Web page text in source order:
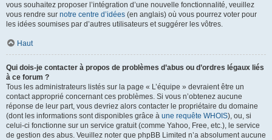
vous souhaitez proposer l’intégration d’une nouvelle fonctionnalité, veuillez
vous rendre sur notre centre d’idées (en anglais) où vous pourrez voter pour
les idées soumises par d’autres utilisateurs et suggérer les vôtres.
Haut
Qui dois-je contacter à propos de problèmes d’abus ou d’ordres légaux liés
à ce forum ?
Tous les administrateurs listés sur la page « L’équipe » devraient être un
contact approprié concernant ces problèmes. Si vous n’obtenez aucune
réponse de leur part, vous devriez alors contacter le propriétaire du domaine
(dont les informations sont disponibles grâce à une requête WHOIS), ou, si
celui-ci fonctionne sur un service gratuit (comme Yahoo, Free, etc.), le service
de gestion des abus. Veuillez noter que phpBB Limited n’a absolument aucune